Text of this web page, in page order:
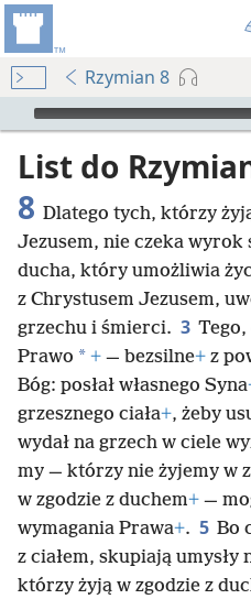
Rzymian 8
Audio Player
List do
8 Dlatego tych, którzy
Jezusem, nie czeka wyrok
ducha, który umożliwia
z Chrystusem Jezusem,
grzechu i śmierci. 3 Tego,
Prawo * + — bezsilne+ z
Bóg: posłał własnego Syna
grzesznego ciała+, żeby
wydał na grzech w ciele
my — którzy nie żyjemy w
w zgodzie z duchem+ —
wymagania Prawa+. 5 Bo
z ciałem, skupiają umysły
którzy żyją w zgodzie z